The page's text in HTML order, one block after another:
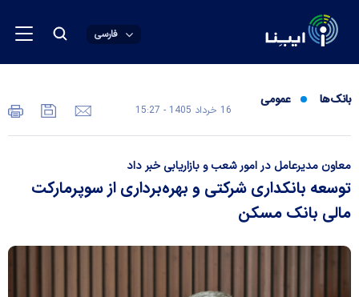
فارسی
بانک‌ها عمومی
16 خرداد 1405 - 15:27
معاون مدیرعامل در امور شعب و بازاریابی خبر داد
توسعه بانکداری شرکتی و بهره‌برداری از سوپرمارکت
مالی بانک مسکن